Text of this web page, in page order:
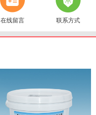
在线留言 联系方式